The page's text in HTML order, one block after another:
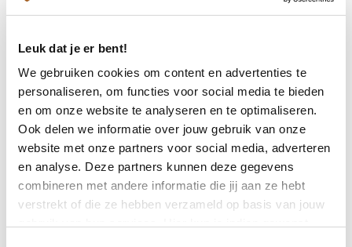
Leuk dat je er bent!
We gebruiken cookies om content en advertenties te
personaliseren, om functies voor social media te bieden
en om onze website te analyseren en te optimaliseren.
Ook delen we informatie over jouw gebruik van onze
website met onze partners voor social media, adverteren
en analyse. Deze partners kunnen deze gegevens
combineren met andere informatie die jij aan ze hebt
verstrekt of die ze hebben verzameld op basis van jouw
Trainers
Bij het Leercentrum van Zuidwester werken